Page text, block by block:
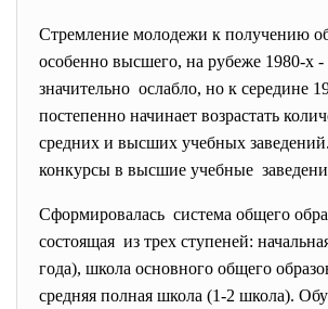
Стремление молодежи к получению
особенно высшего, на рубеже 1980-х -
значительно ослабло, но к середине
постепенно начинает возрастать
средних и высших учебных
конкурсы в высшие учебные
Сформировалась система общего
состоящая из трех ступеней:
года), школа основного общего
средняя полная школа (1-2 школа).